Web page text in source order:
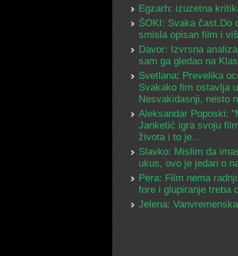
Egzarh: izuzetna
ŠOKI: Svaka čast.Do
smisla opisan film i
Davor: Izvrsna
sam ga gledao na
Svetlana: Prevelika
Svakako fim ostavlja
Nesvakidasnji, nesto
Aleksandar Poposki:
Janketić igra svoju
života i to je…
Slavko: Mislim da
ukus, ovo je jedan o
Pera: Film nema
fore i glupiranje treba
Jelena: